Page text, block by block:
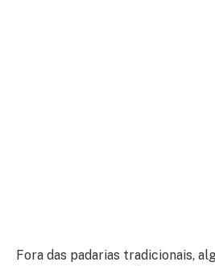
Fora das padarias tradicionais,